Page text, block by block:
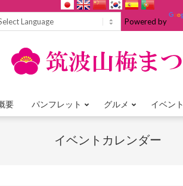
Powered by
Primary
Menu
要 パンフレット グルメ イベント
イベントカレンダー